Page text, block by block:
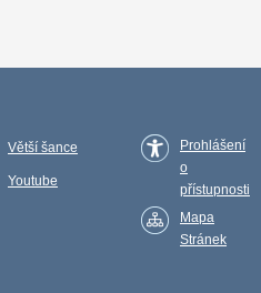
Větší šance
Youtube
Prohlášení
o
přístupnosti
Mapa
Stránek